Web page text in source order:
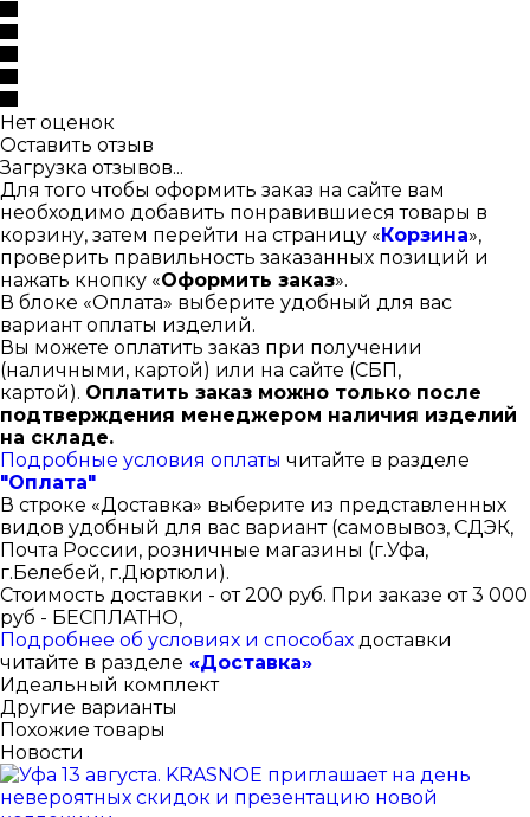
Нет оценок
Оставить отзыв
Загрузка отзывов...
Для того чтобы оформить заказ на сайте вам
необходимо добавить понравившиеся товары в
корзину, затем перейти на страницу «Корзина»,
проверить правильность заказанных позиций и
нажать кнопку «Оформить заказ».
В блоке «Оплата» выберите удобный для вас
вариант оплаты изделий.
Вы можете оплатить заказ при получении
(наличными, картой) или на сайте (СБП,
картой). Оплатить заказ можно только после
подтверждения менеджером наличия изделий
на складе.
Подробные условия оплаты читайте в разделе
"Оплата"
В строке «Доставка» выберите из представленных
видов удобный для вас вариант (самовывоз, СДЭК,
Почта России, розничные магазины (г.Уфа,
г.Белебей, г.Дюртюли).
Стоимость доставки - от 200 руб. При заказе от 3 000
руб - БЕСПЛАТНО,
Подробнее об условиях и способах доставки
читайте в разделе «Доставка»
Идеальный комплект
Другие варианты
Похожие товары
Новости